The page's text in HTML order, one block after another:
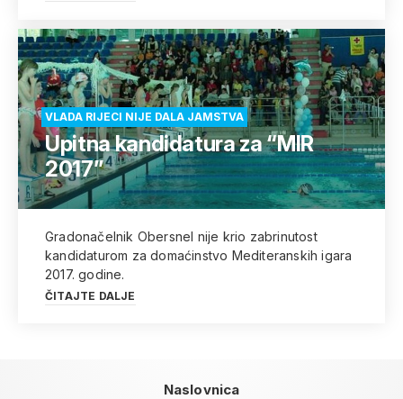
VLADA RIJECI NIJE DALA JAMSTVA
Upitna kandidatura za “MIR
2017”
Gradonačelnik Obersnel nije krio zabrinutost
kandidaturom za domaćinstvo Mediteranskih igara
2017. godine.
ČITAJTE DALJE
Naslovnica